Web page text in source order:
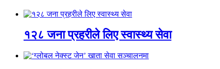
१२८ जना प्रहरीले लिए स्वास्थ्य सेवा